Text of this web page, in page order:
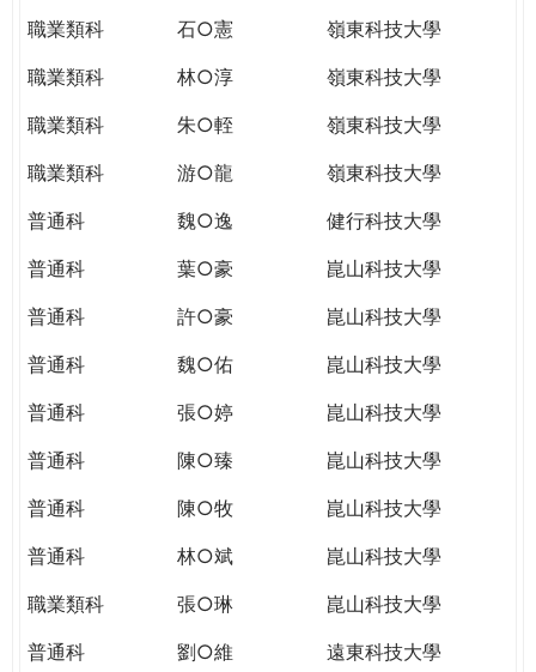
職業類科
石○憲
嶺東科技大學
職業類科
林○淳
嶺東科技大學
職業類科
朱○輊
嶺東科技大學
職業類科
游○龍
嶺東科技大學
普通科
魏○逸
健行科技大學
普通科
葉○豪
崑山科技大學
普通科
許○豪
崑山科技大學
普通科
魏○佑
崑山科技大學
普通科
張○婷
崑山科技大學
普通科
陳○臻
崑山科技大學
普通科
陳○牧
崑山科技大學
普通科
林○斌
崑山科技大學
職業類科
張○琳
崑山科技大學
普通科
劉○維
遠東科技大學